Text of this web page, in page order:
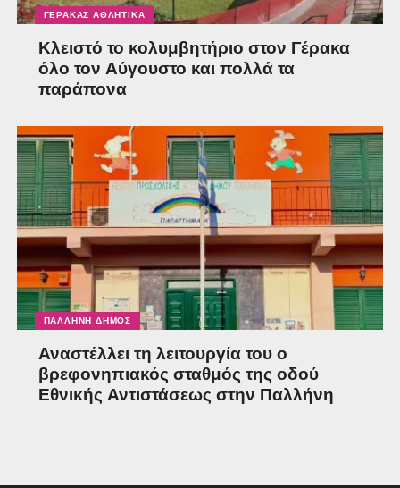
ΓΈΡΑΚΑΣ ΑΘΛΗΤΙΚΆ
Κλειστό το κολυμβητήριο στον Γέρακα
όλο τον Αύγουστο και πολλά τα
παράπονα
ΠΑΛΛΉΝΗ ΔΉΜΟΣ
Αναστέλλει τη λειτουργία του ο
βρεφονηπιακός σταθμός της οδού
Εθνικής Αντιστάσεως στην Παλλήνη